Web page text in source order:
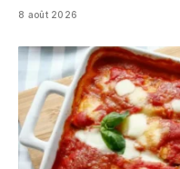
8 août 2026
© DR